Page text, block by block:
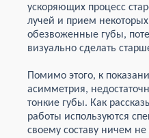
ускоряющих процесс
лучей и прием
обезвоженные губы,
визуально сделать
Помимо этого, к
асимметрия,
тонкие губы. Как
работы используются
своему составу ничем